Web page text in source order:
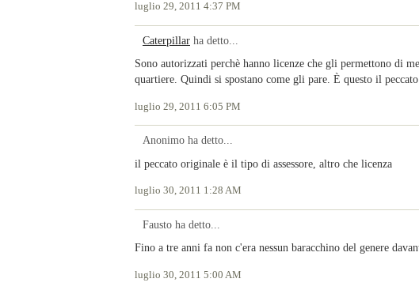
luglio 29, 2011 4:37 PM
Caterpillar ha detto...
Sono autorizzati perchè hanno licenze che gli permettono di
quartiere. Quindi si spostano come gli pare. È questo il
luglio 29, 2011 6:05 PM
Anonimo ha detto...
il peccato originale è il tipo di assessore, altro che licenza
luglio 30, 2011 1:28 AM
Fausto ha detto...
Fino a tre anni fa non c'era nessun baracchino del genere
luglio 30, 2011 5:00 AM